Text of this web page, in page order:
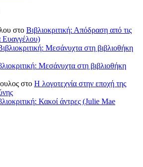
στο Βιβλιοκριτική: Απόδραση από τις
Ευαγγέλου)
Μεσάνυχτα στη βιβλιοθήκη
Μεσάνυχτα στη βιβλιοθήκη
στο Η λογοτεχνία στην εποχή της
Κακοί άντρες (Julie Mae